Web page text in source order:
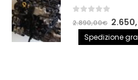
out of 5
2.890,00€ Il
prezzo
Spedizione